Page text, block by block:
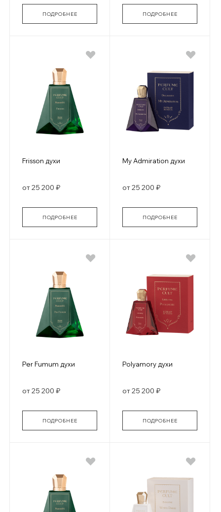
ПОДРОБНЕЕ ПОДРОБНЕЕ
Frisson духи
от 25 200 ₽
ПОДРОБНЕЕ
My Admiration духи
от 25 200 ₽
ПОДРОБНЕЕ
Per Fumum духи
от 25 200 ₽
ПОДРОБНЕЕ
Polyamory духи
от 25 200 ₽
ПОДРОБНЕЕ